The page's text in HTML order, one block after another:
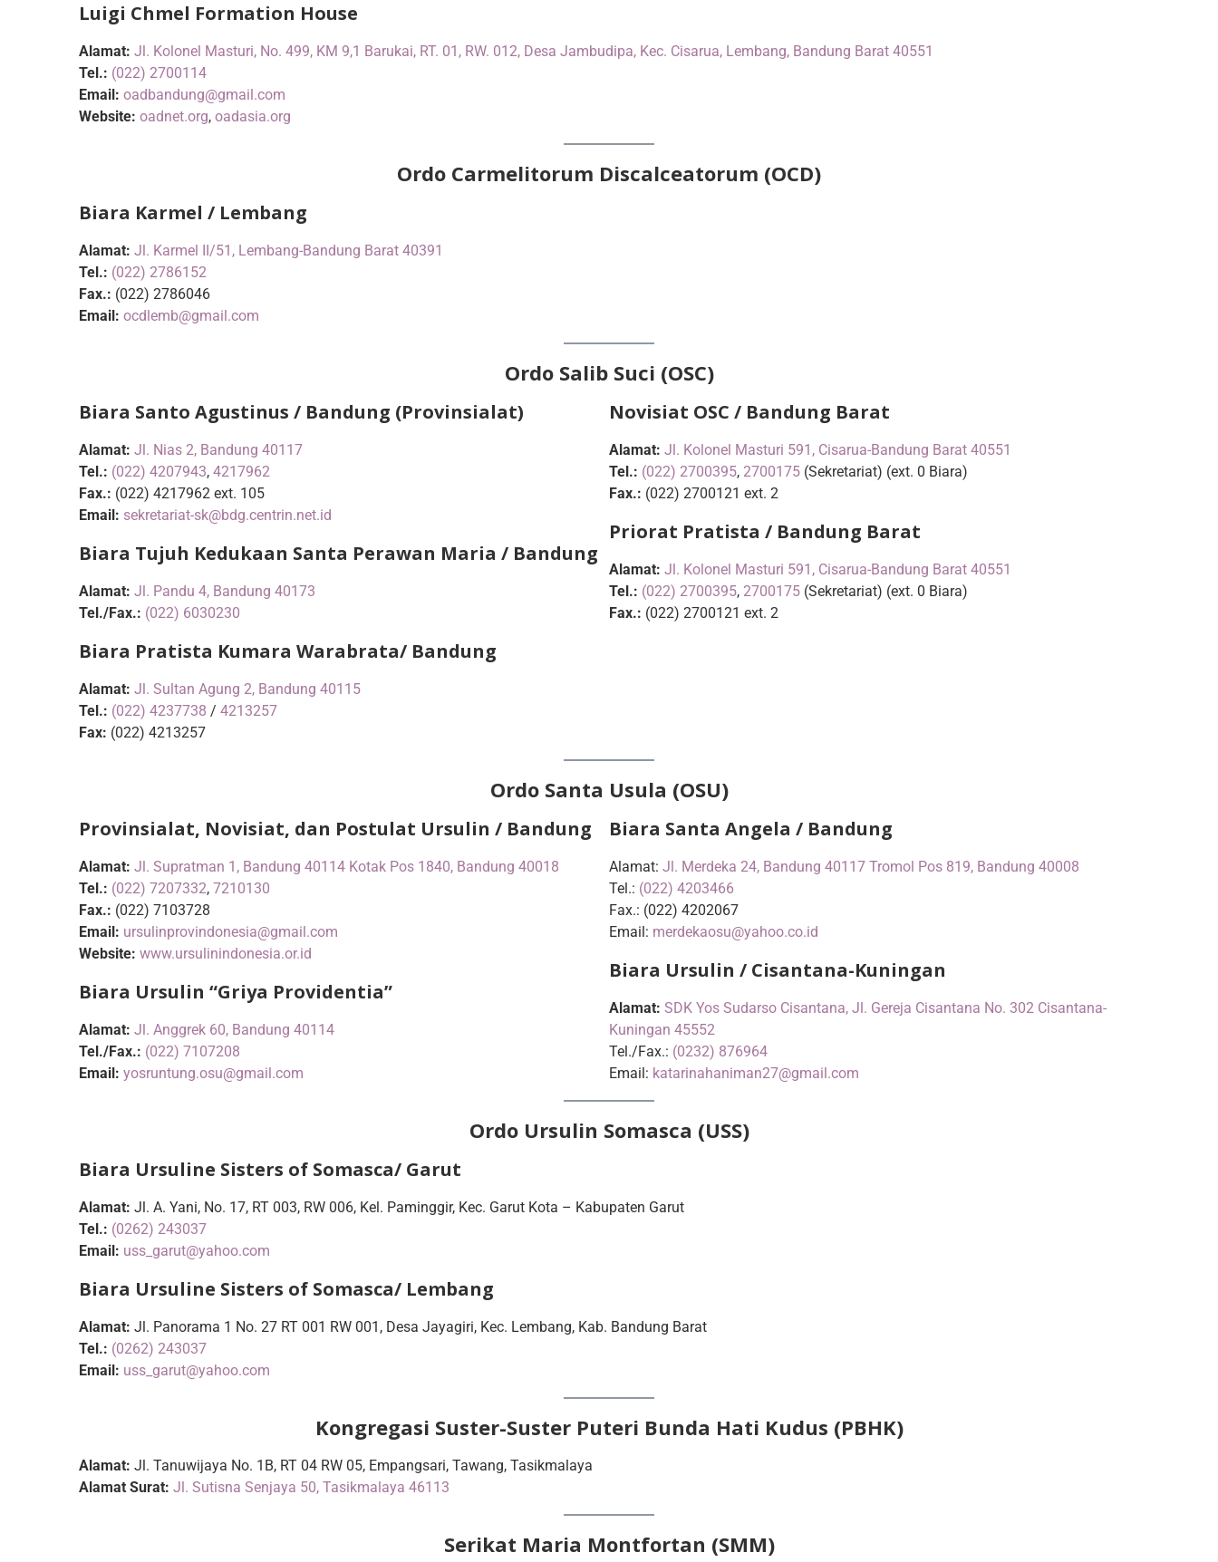
Luigi Chmel Formation House
Alamat: Jl. Kolonel Masturi, No. 499, KM 9,1 Barukai, RT. 01, RW. 012, Desa Jambudipa, Kec. Cisarua, Lembang, Bandung Barat 40551
Tel.: (022) 2700114
Email: oadbandung@gmail.com
Website: oadnet.org, oadasia.org
Ordo Carmelitorum Discalceatorum (OCD)
Biara Karmel / Lembang
Alamat: Jl. Karmel II/51, Lembang-Bandung Barat 40391
Tel.: (022) 2786152
Fax.: (022) 2786046
Email: ocdlemb@gmail.com
Ordo Salib Suci (OSC)
Biara Santo Agustinus / Bandung (Provinsialat)
Alamat: Jl. Nias 2, Bandung 40117
Tel.: (022) 4207943, 4217962
Fax.: (022) 4217962 ext. 105
Email: sekretariat-sk@bdg.centrin.net.id
Biara Tujuh Kedukaan Santa Perawan Maria / Bandung
Alamat: Jl. Pandu 4, Bandung 40173
Tel./Fax.: (022) 6030230
Biara Pratista Kumara Warabrata/ Bandung
Alamat: Jl. Sultan Agung 2, Bandung 40115
Tel.: (022) 4237738 / 4213257
Fax: (022) 4213257
Novisiat OSC / Bandung Barat
Alamat: Jl. Kolonel Masturi 591, Cisarua-Bandung Barat 40551
Tel.: (022) 2700395, 2700175 (Sekretariat) (ext. 0 Biara)
Fax.: (022) 2700121 ext. 2
Priorat Pratista / Bandung Barat
Alamat: Jl. Kolonel Masturi 591, Cisarua-Bandung Barat 40551
Tel.: (022) 2700395, 2700175 (Sekretariat) (ext. 0 Biara)
Fax.: (022) 2700121 ext. 2
Ordo Santa Usula (OSU)
Provinsialat, Novisiat, dan Postulat Ursulin / Bandung
Alamat: Jl. Supratman 1, Bandung 40114 Kotak Pos 1840, Bandung 40018
Tel.: (022) 7207332, 7210130
Fax.: (022) 7103728
Email: ursulinprovindonesia@gmail.com
Website: www.ursulinindonesia.or.id
Biara Ursulin “Griya Providentia”
Alamat: Jl. Anggrek 60, Bandung 40114
Tel./Fax.: (022) 7107208
Email: yosruntung.osu@gmail.com
Biara Santa Angela / Bandung
Alamat: Jl. Merdeka 24, Bandung 40117 Tromol Pos 819, Bandung 40008
Tel.: (022) 4203466
Fax.: (022) 4202067
Email: merdekaosu@yahoo.co.id
Biara Ursulin / Cisantana-Kuningan
Alamat: SDK Yos Sudarso Cisantana, Jl. Gereja Cisantana No. 302 Cisantana-
Kuningan 45552
Tel./Fax.: (0232) 876964
Email: katarinahaniman27@gmail.com
Ordo Ursulin Somasca (USS)
Biara Ursuline Sisters of Somasca/ Garut
Alamat: Jl. A. Yani, No. 17, RT 003, RW 006, Kel. Paminggir, Kec. Garut Kota – Kabupaten Garut
Tel.: (0262) 243037
Email: uss_garut@yahoo.com
Biara Ursuline Sisters of Somasca/ Lembang
Alamat: Jl. Panorama 1 No. 27 RT 001 RW 001, Desa Jayagiri, Kec. Lembang, Kab. Bandung Barat
Tel.: (0262) 243037
Email: uss_garut@yahoo.com
Kongregasi Suster-Suster Puteri Bunda Hati Kudus (PBHK)
Alamat: Jl. Tanuwijaya No. 1B, RT 04 RW 05, Empangsari, Tawang, Tasikmalaya
Alamat Surat: Jl. Sutisna Senjaya 50, Tasikmalaya 46113
Serikat Maria Montfortan (SMM)